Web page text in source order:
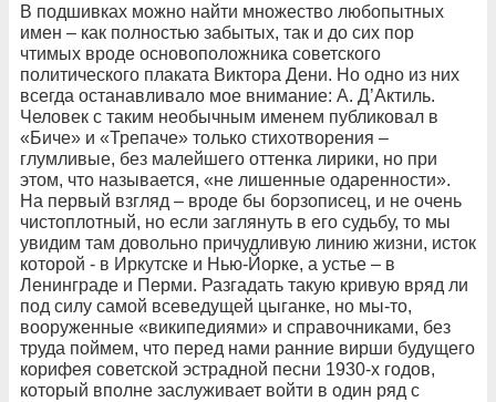
В подшивках можно найти множество любопытных
имен – как полностью забытых, так и до сих пор
чтимых вроде основоположника советского
политического плаката Виктора Дени. Но одно из них
всегда останавливало мое внимание: А. Д’Актиль.
Человек с таким необычным именем публиковал в
«Биче» и «Трепаче» только стихотворения –
глумливые, без малейшего оттенка лирики, но при
этом, что называется, «не лишенные одаренности».
На первый взгляд – вроде бы борзописец, и не очень
чистоплотный, но если заглянуть в его судьбу, то мы
увидим там довольно причудливую линию жизни, исток
которой - в Иркутске и Нью-Йорке, а устье – в
Ленинграде и Перми. Разгадать такую кривую вряд ли
под силу самой всеведущей цыганке, но мы-то,
вооруженные «википедиями» и справочниками, без
труда поймем, что перед нами ранние вирши будущего
корифея советской эстрадной песни 1930-х годов,
который вполне заслуживает войти в один ряд с